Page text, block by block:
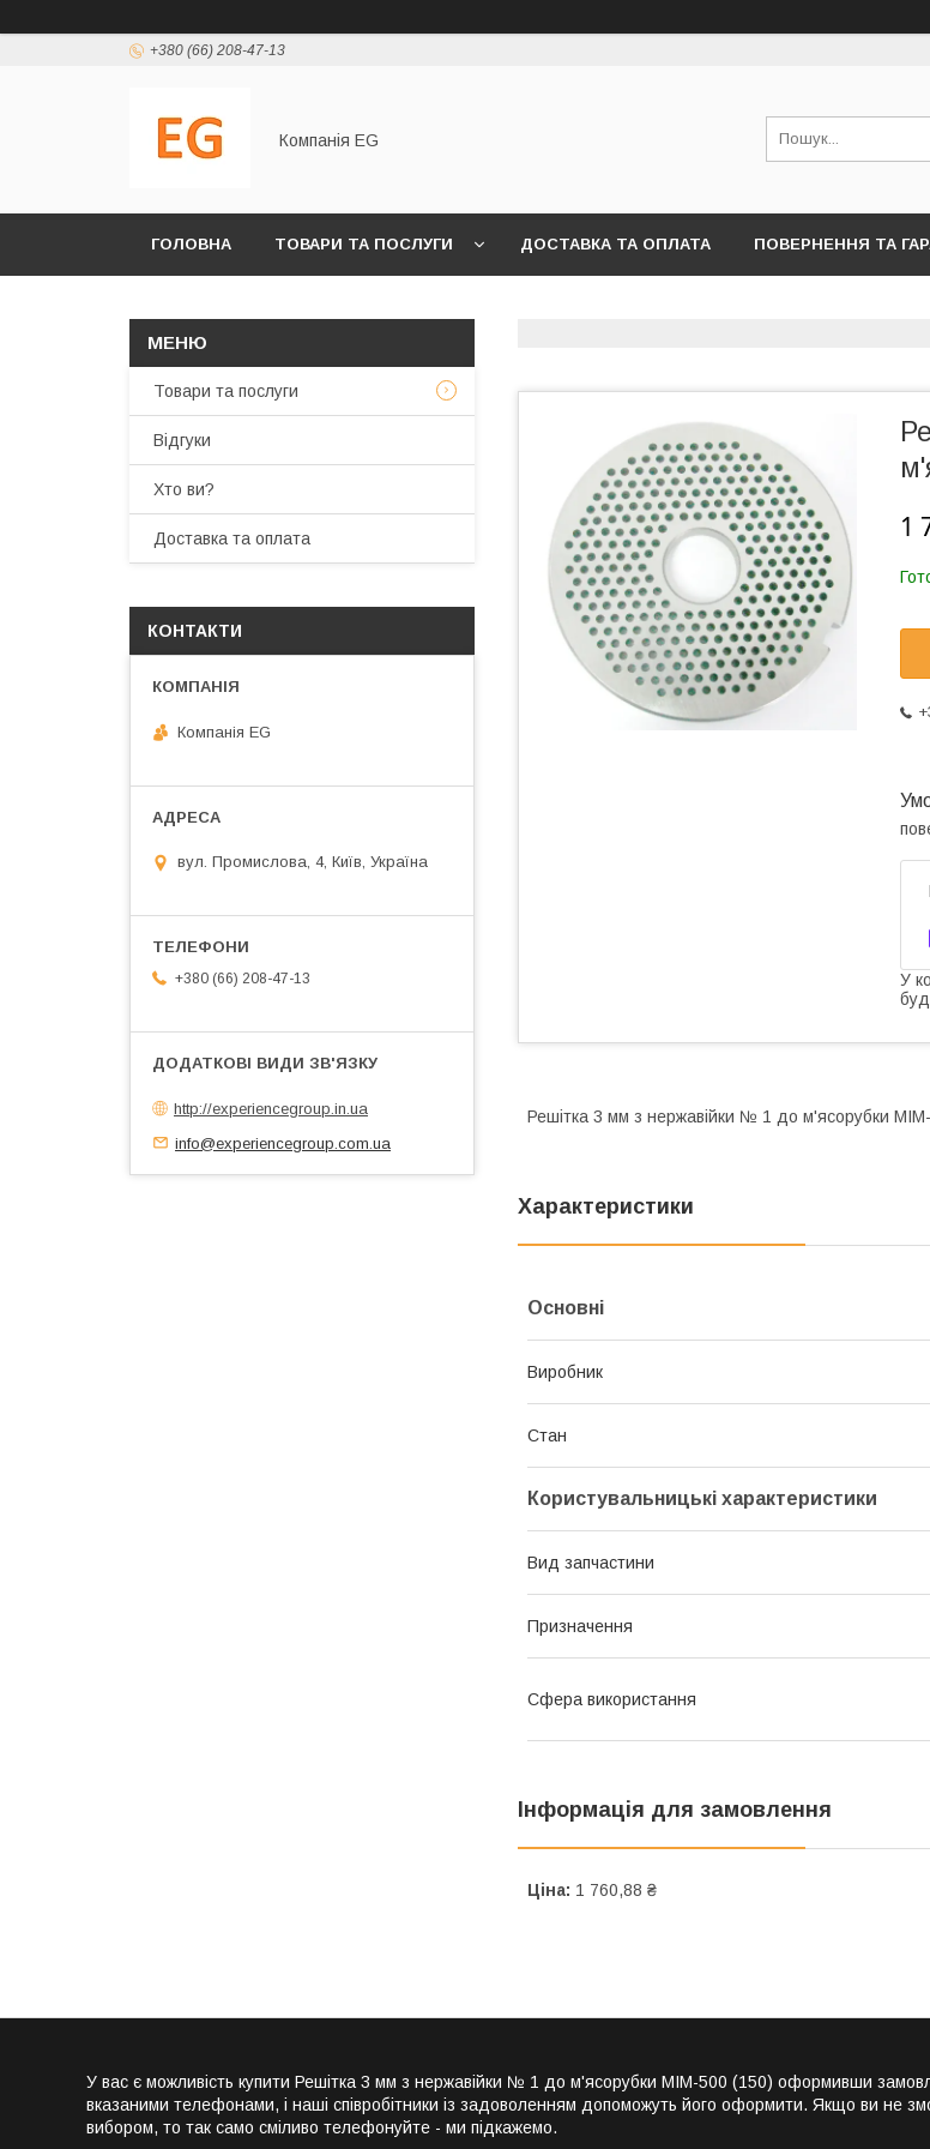
+380 (66) 208-47-13
Компанія EG
ГОЛОВНА ТОВАРИ ТА ПОСЛУГИ ДОСТАВКА ТА ОПЛАТА ПОВЕРНЕННЯ ТА
1
У
Решітка 3 мм з нержавійки № 1 до м'ясорубки
Характеристики
Основні
Виробник
Стан
Користувальницькі характеристики
Вид запчастини
Призначення
Сфера використання
Інформація для замовлення
Ціна: 1 760,88 ₴
Товари та послуги
Відгуки
Хто ви?
Доставка та оплата
КОНТАКТИ
Компанія EG
вул. Промислова, 4, Київ, Україна
+380 (66) 208-47-13
http://experiencegroup.in.ua
info@experiencegroup.com.ua
У вас є можливість купити Решітка 3 мм з нержавійки № 1 до м'ясорубки МІМ-500 (150) оформивши
вказаними телефонами, і наші співробітники із задоволенням допоможуть його оформити. Якщо ви не
вибором, то так само сміливо телефонуйте - ми підкажемо.